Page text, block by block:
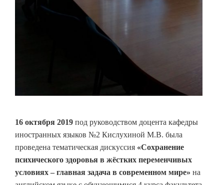
16 октября 2019 под руководством доцента кафедры
иностранных языков №2 Кислухиной М.В. была
проведена тематическая дискуссия «Сохранение
психического здоровья в жёстких переменчивых
условиях – главная задача в современном мире» на